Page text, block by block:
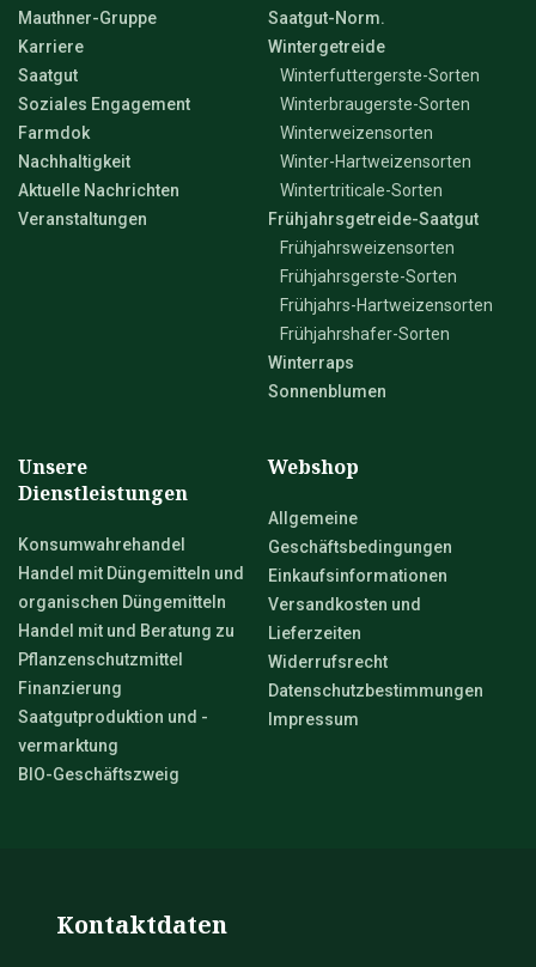
Mauthner-Gruppe
Karriere
Saatgut
Soziales Engagement
Farmdok
Nachhaltigkeit
Aktuelle Nachrichten
Veranstaltungen
Saatgut-Norm.
Wintergetreide
Winterfuttergerste-Sorten
Winterbraugerste-Sorten
Winterweizensorten
Winter-Hartweizensorten
Wintertriticale-Sorten
Frühjahrsgetreide-Saatgut
Frühjahrsweizensorten
Frühjahrsgerste-Sorten
Frühjahrs-Hartweizensorten
Frühjahrshafer-Sorten
Winterraps
Sonnenblumen
Unsere
Dienstleistungen
Konsumwahrehandel
Handel mit Düngemitteln und
organischen Düngemitteln
Handel mit und Beratung zu
Pflanzenschutzmittel
Finanzierung
Saatgutproduktion und -
vermarktung
BIO-Geschäftszweig
Webshop
Allgemeine
Geschäftsbedingungen
Einkaufsinformationen
Versandkosten und
Lieferzeiten
Widerrufsrecht
Datenschutzbestimmungen
Impressum
Kontaktdaten